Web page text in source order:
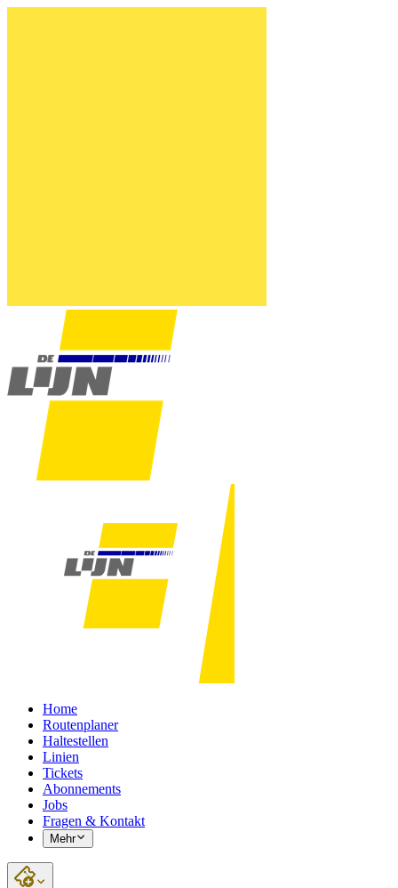
Home
Routenplaner
Haltestellen
Linien
Tickets
Abonnements
Jobs
Fragen & Kontakt
Mehr